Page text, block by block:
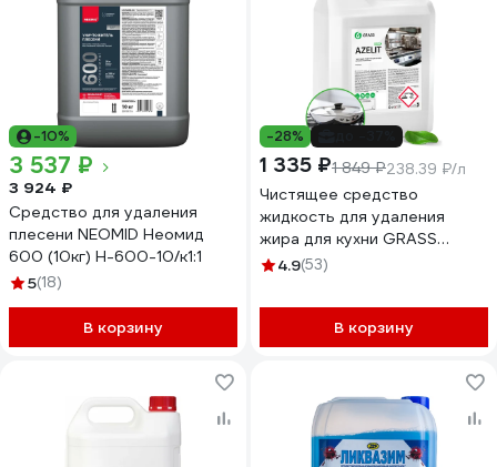
-10%
3 537 ₽
3 924 ₽
Средство для удаления
плесени NEOMID Неомид
600 (10кг) Н-600-10/к1:1
5(18)
В корзину
-28%
1 335 ₽1 849 ₽238.39 ₽/л
Чистящее средство
жидкость для удаления
жира для кухни GRASS
Азелит AZELIT Анти жир 5.6
4.9(53)
В корзину